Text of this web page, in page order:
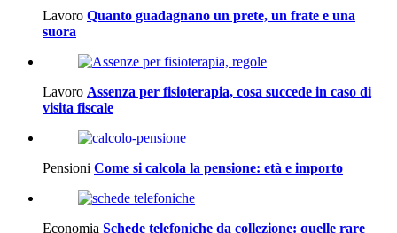
Lavoro Quanto guadagnano un prete, un frate e una
suora
Lavoro Assenza per fisioterapia, cosa succede in caso di
visita fiscale
Pensioni Come si calcola la pensione: età e importo
Economia Schede telefoniche da collezione: quelle rare